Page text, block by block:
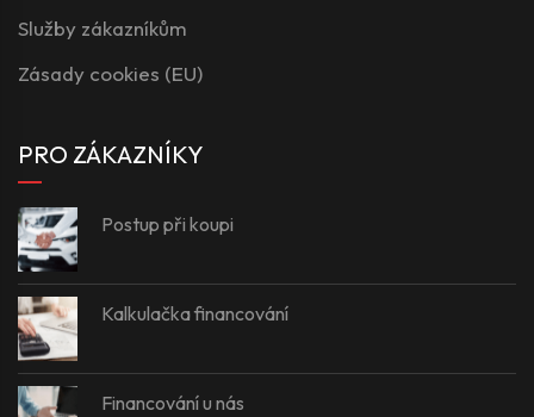
Služby zákazníkům
Zásady cookies (EU)
PRO ZÁKAZNÍKY
Postup při koupi
Kalkulačka financování
Financování u nás